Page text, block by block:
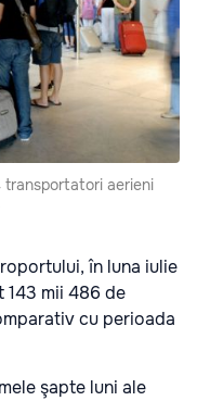
transportatori aerieni
în luna iulie
143 mii 486 de
cu perioada
şapte luni ale